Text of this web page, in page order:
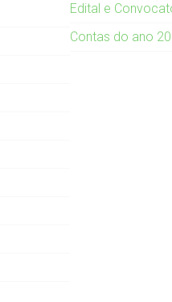
Edital e
Contas do ano